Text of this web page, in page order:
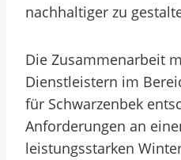
nachhaltiger zu
Die Zusammenarbeit
Dienstleistern im
für Schwarzenbek
Anforderungen an
leistungsstarken